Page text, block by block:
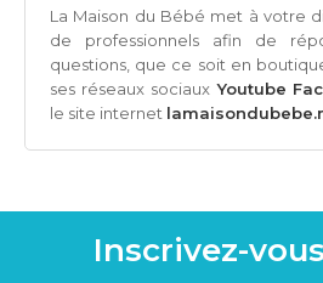
La Maison du Bébé met à votre
de professionnels afin de
questions, que ce soit en
ses réseaux sociauxYoutube
le site internet
Inscrivez-